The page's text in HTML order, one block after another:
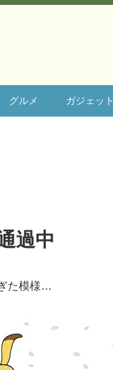
グルメ ガジェット
過中
た模様…